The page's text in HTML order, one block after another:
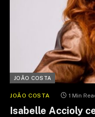
JOÃO COSTA
JOÃO COSTA 1 Min
Isabelle Accioly